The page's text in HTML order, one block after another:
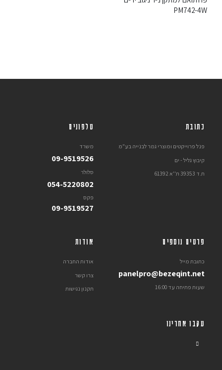
PM742-4W
כתובת
פנל פרוייקטים ומוצרי גמר לבנייה בע"מ
קיבוץ גליל - ים
ת.ד 39353 ת''א 61392
טלפונים
משרד
09-9519526
סלולר
054-5220802
פקס
09-9519527
פרטים נוספים
כתובת מייל
panelpro@bezeqint.net
שעות פתיחה עד 16:00
אודות
אודות החברה
צרו קשר
תקנון נגישות
עקבו אחרינו